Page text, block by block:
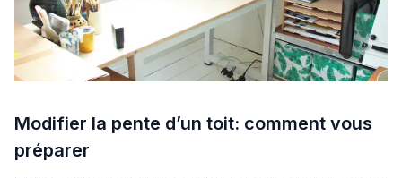
Modifier la pente d’un toit: comment vous
préparer